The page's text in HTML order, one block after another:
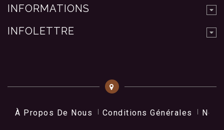
INFORMATIONS
INFOLETTRE
À Propos De Nous Conditions Générales Nos